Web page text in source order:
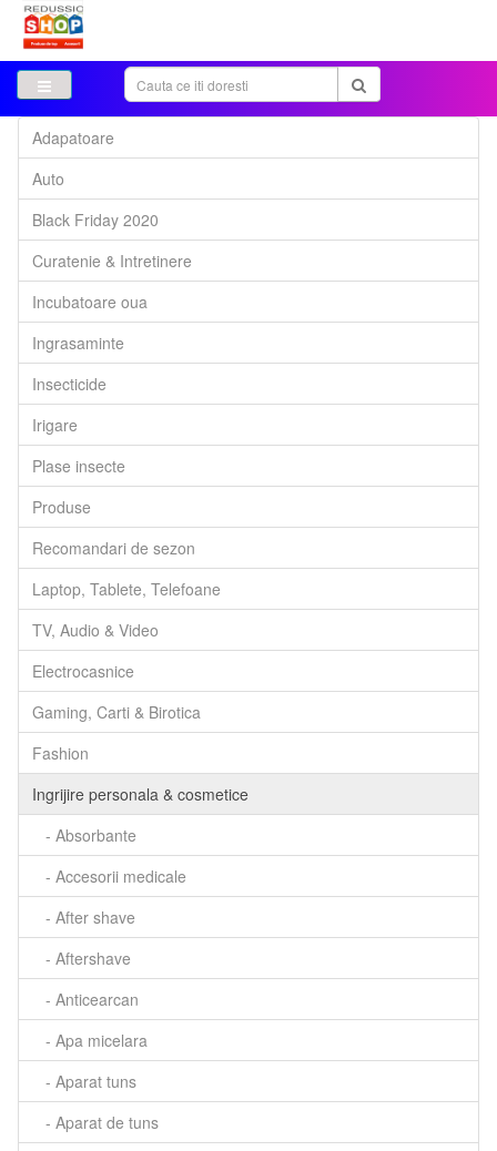
Adapatoare
Auto
Black Friday 2020
Curatenie & Intretinere
Incubatoare oua
Ingrasaminte
Insecticide
Irigare
Plase insecte
Produse
Recomandari de sezon
Laptop, Tablete, Telefoane
TV, Audio & Video
Electrocasnice
Gaming, Carti & Birotica
Fashion
Ingrijire personala & cosmetice
- Absorbante
- Accesorii medicale
- After shave
- Aftershave
- Anticearcan
- Apa micelara
- Aparat tuns
- Aparat de tuns